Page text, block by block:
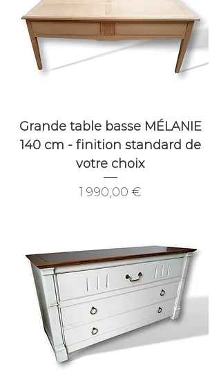
Grande table basse MÉLANIE
140 cm - finition standard de
votre choix
Prix
1 990,00 €